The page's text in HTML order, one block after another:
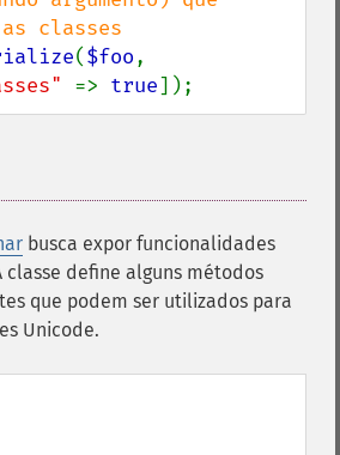
($foo,
=> true]);
busca expor funcionalidades
classe define alguns métodos
que podem ser utilizados para
Unicode.